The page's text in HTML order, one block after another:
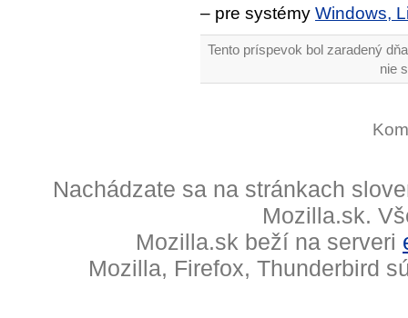
– pre systémy Windows,
Tento príspevok bol zaradený
nie
Nachádzate sa na stránkach
Mozilla.sk.
Mozilla.sk beží na serveri
Mozilla, Firefox, Thunderbird